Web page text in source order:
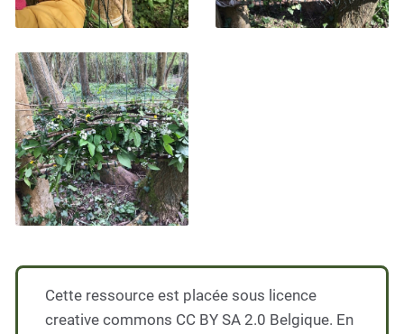
Cette ressource est placée sous licence
creative commons CC BY SA 2.0 Belgique. En